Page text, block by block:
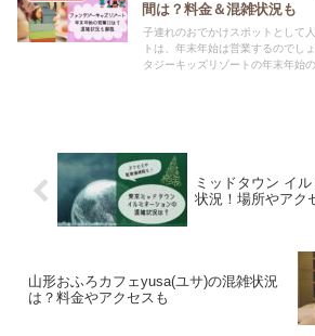
間は？料金＆混雑状況も
子連れのおでかけスポットとして
トは、年末年始は営業するのでし
タジーキッズリゾートの年末年始
ミッドタウン イ
状況！場所やアク
山形おふろカフェyusa(ユサ)の混雑状況
は？料金やアクセスも